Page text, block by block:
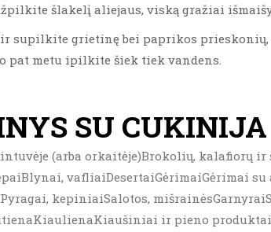
šlakelį aliejaus, viską gražiai
ir supilkite grietinę bei paprikos
pat metu ipilkite šiek tiek vandens.
SU CUKINIJA
(arba orkaitėje)Brokolių, kalafiorų ir
vafliaiDesertaiGėrimaiGėrimai
kepiniaiSalotos,
ir pieno